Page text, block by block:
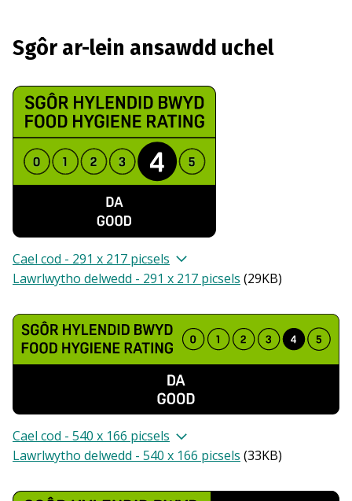
Sgôr ar-lein ansawdd uchel
Cael cod - 291 x 217 picsels
Lawrlwytho delwedd - 291 x 217 picsels (29KB)
Cael cod - 540 x 166 picsels
Lawrlwytho delwedd - 540 x 166 picsels (33KB)